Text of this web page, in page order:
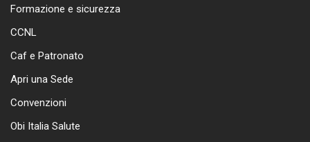
Formazione e sicurezza
CCNL
Caf e Patronato
Apri una Sede
Convenzioni
Obi Italia Salute